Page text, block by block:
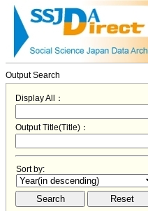
Output Search
Display All：
Output Title(Title)：
Sort by: